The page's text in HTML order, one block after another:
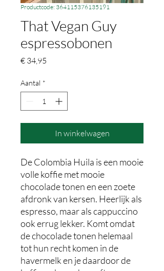
Productcode: 364115376135191
That Vegan Guy
espressobonen
€ 34,95
Aantal *
In winkelwagen
De Colombia Huila is een mooie
volle koffie met mooie
chocolade tonen en een zoete
afdronk van kersen. Heerlijk als
espresso, maar als cappuccino
ook errug lekker. Komt omdat
de chocolade tonen helemaal
tot hun recht komen in de
havermelk en je daardoor de